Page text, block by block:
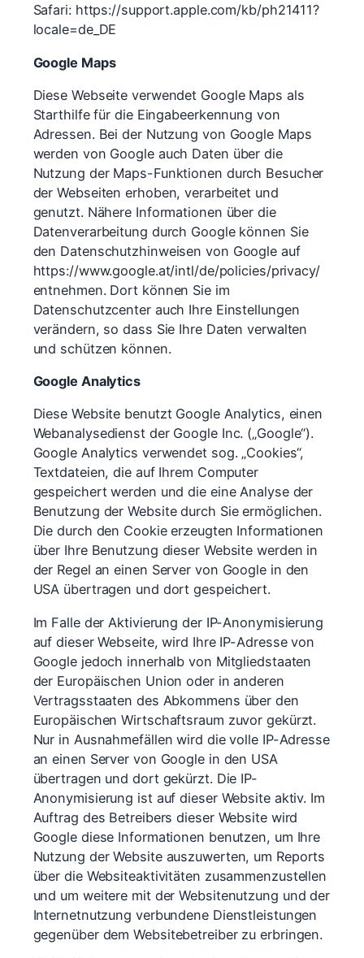
Safari: https://support.apple.com/kb/ph21411?
locale=de_DE
Google Maps
Diese Webseite verwendet Google Maps als
Starthilfe für die Eingabeerkennung von
Adressen. Bei der Nutzung von Google Maps
werden von Google auch Daten über die
Nutzung der Maps-Funktionen durch Besucher
der Webseiten erhoben, verarbeitet und
genutzt. Nähere Informationen über die
Datenverarbeitung durch Google können Sie
den Datenschutzhinweisen von Google auf
https://www.google.at/intl/de/policies/privacy/
entnehmen. Dort können Sie im
Datenschutzcenter auch Ihre Einstellungen
verändern, so dass Sie Ihre Daten verwalten
und schützen können.
Google Analytics
Diese Website benutzt Google Analytics, einen
Webanalysedienst der Google Inc. („Google“).
Google Analytics verwendet sog. „Cookies“,
Textdateien, die auf Ihrem Computer
gespeichert werden und die eine Analyse der
Benutzung der Website durch Sie ermöglichen.
Die durch den Cookie erzeugten Informationen
über Ihre Benutzung dieser Website werden in
der Regel an einen Server von Google in den
USA übertragen und dort gespeichert.
Im Falle der Aktivierung der IP-Anonymisierung
auf dieser Webseite, wird Ihre IP-Adresse von
Google jedoch innerhalb von Mitgliedstaaten
der Europäischen Union oder in anderen
Vertragsstaaten des Abkommens über den
Europäischen Wirtschaftsraum zuvor gekürzt.
Nur in Ausnahmefällen wird die volle IP-Adresse
an einen Server von Google in den USA
übertragen und dort gekürzt. Die IP-
Anonymisierung ist auf dieser Website aktiv. Im
Auftrag des Betreibers dieser Website wird
Google diese Informationen benutzen, um Ihre
Nutzung der Website auszuwerten, um Reports
über die Websiteaktivitäten zusammenzustellen
und um weitere mit der Websitenutzung und der
Internetnutzung verbundene Dienstleistungen
gegenüber dem Websitebetreiber zu erbringen.